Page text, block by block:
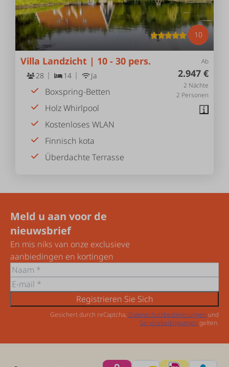
10
Ab
2.947 €
2 Nächte
2 Personen
Villa Landzicht | 10 - 30 pers.
28 14 Ja
Boxspring-Betten
Holz Whirlpool
Kostenloses WLAN
Finnisch kota
Überdachte Terrasse
Meld u aan voor de
nieuwsbrief
En mis niks van onze exclusieve
aanbiedingen en kortingen
Registrieren Sie Sich
Gesichert durch reCaptcha, Datenschutzbestimmungen und
Servicebedingungen gelten.